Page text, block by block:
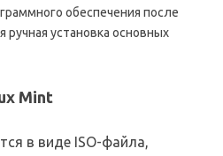
обеспечения после
ручная установка основных
Mint
в виде ISO-файла,